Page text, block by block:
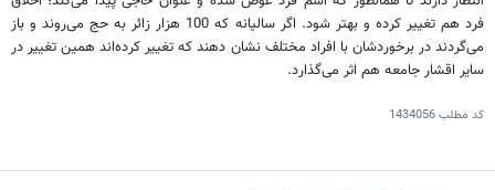
فرد هم تغییر کرده و بهتر شود. اگر سالیانه که 100 هزار زائر به حج می‌روند و باز
می‌گردند در برخوردشان با افراد مختلف نشان دهند که تغییر کرده‌اند همین تغییر در
سایر اقشار جامعه هم اثر می‌گذارد.
کد مطلب1434056